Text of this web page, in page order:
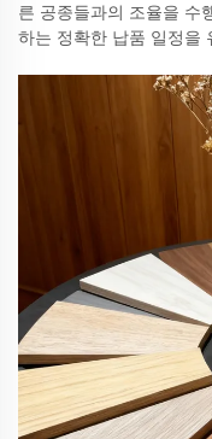
른 공종들과의 조율을 수
하는 정확한 납품 일정을